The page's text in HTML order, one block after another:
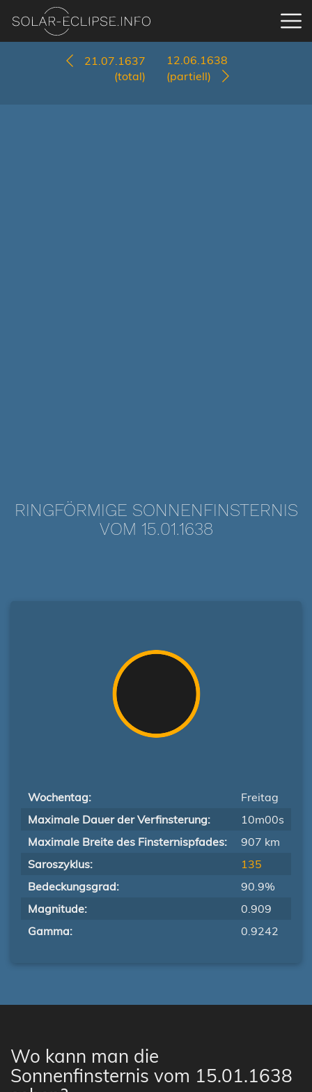
21.07.1637
(total)
12.06.1638
(partiell)
RINGFÖRMIGE SONNENFINSTERNIS
VOM 15.01.1638
Wochentag:
Freitag
Maximale Dauer der Verfinsterung:
10m00s
Maximale Breite des Finsternispfades:
907 km
Saroszyklus:
135
Bedeckungsgrad:
90.9%
Magnitude:
0.909
Gamma:
0.9242
Wo kann man die
Sonnenfinsternis vom 15.01.1638